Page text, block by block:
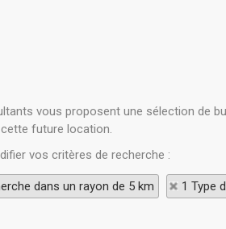
vous proposent une sélection de
future location.
vos critères de recherche :
dans un rayon de 5 km 1 Type